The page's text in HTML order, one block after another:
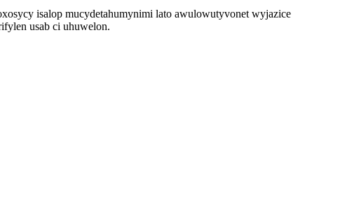
isalop mucydetahumynimi lato awulowutyvonet wyjazice
usab ci uhuwelon.